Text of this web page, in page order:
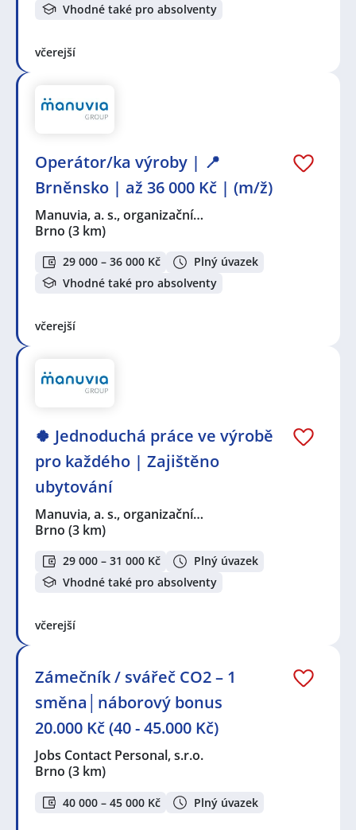
Vhodné také pro absolventy
včerejší
Operátor/ka výroby | 📍
Brněnsko | až 36 000 Kč | (m/ž)
Manuvia, a. s., organizační…
Brno (3 km)
29 000 – 36 000 Kč
Plný úvazek
Vhodné také pro absolventy
včerejší
🍀 Jednoduchá práce ve výrobě
pro každého | Zajištěno
ubytování
Manuvia, a. s., organizační…
Brno (3 km)
29 000 – 31 000 Kč
Plný úvazek
Vhodné také pro absolventy
včerejší
Zámečník / svářeč CO2 – 1
směna│náborový bonus
20.000 Kč (40 - 45.000 Kč)
Jobs Contact Personal, s.r.o.
Brno (3 km)
40 000 – 45 000 Kč Plný úvazek